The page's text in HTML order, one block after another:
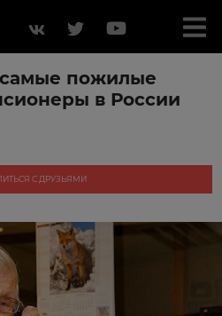
пожилые
в России
С ДРУЗЬЯМИ